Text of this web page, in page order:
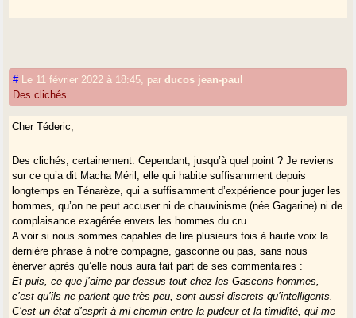
# Le 11 février 2022 à 18:45 parducos jean-paul
Des clichés.
Cher Téderic,
Des clichés, certainement. Cependant, jusqu’à quel point ? Je reviens
sur ce qu’a dit Macha Méril, elle qui habite suffisamment depuis
longtemps en Ténarèze, qui a suffisamment d’expérience pour juger les
hommes, qu’on ne peut accuser ni de chauvinisme (née Gagarine) ni de
complaisance exagérée envers les hommes du cru .
A voir si nous sommes capables de lire plusieurs fois à haute voix la
dernière phrase à notre compagne, gasconne ou pas, sans nous
énerver après qu’elle nous aura fait part de ses commentaires :
Et puis, ce que j’aime par-dessus tout chez les Gascons hommes,
c’est qu’ils ne parlent que très peu, sont aussi discrets qu’intelligents.
C’est un état d’esprit à mi-chemin entre la pudeur et la timidité, qui me